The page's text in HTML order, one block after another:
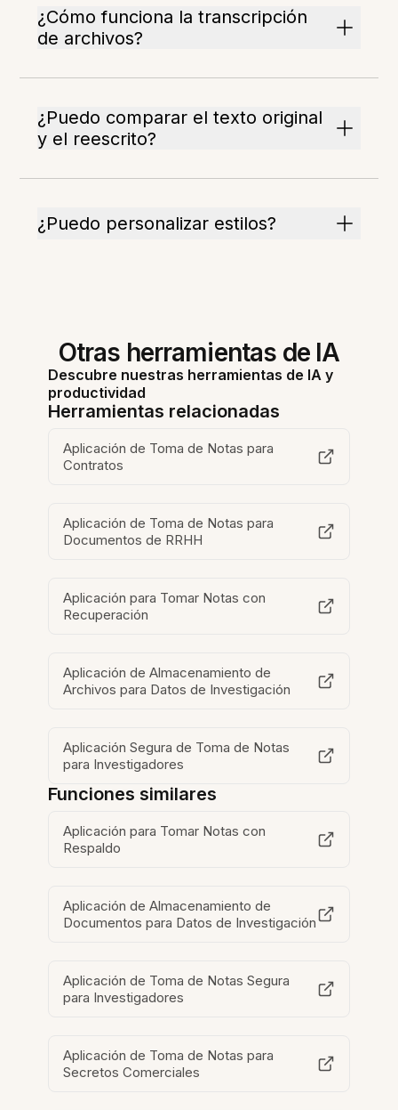
¿Cómo funciona la transcripción
de archivos?
¿Puedo comparar el texto original
y el reescrito?
¿Puedo personalizar estilos?
Otras herramientas de IA
Descubre nuestras herramientas de IA y
productividad
Herramientas relacionadas
Aplicación de Toma de Notas para
Contratos
Aplicación de Toma de Notas para
Documentos de RRHH
Aplicación para Tomar Notas con
Recuperación
Aplicación de Almacenamiento de
Archivos para Datos de Investigación
Aplicación Segura de Toma de Notas
para Investigadores
Funciones similares
Aplicación para Tomar Notas con
Respaldo
Aplicación de Almacenamiento de
Documentos para Datos de Investigación
Aplicación de Toma de Notas Segura
para Investigadores
Aplicación de Toma de Notas para
Secretos Comerciales